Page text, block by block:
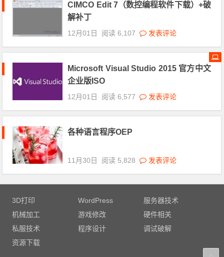
CIMCO Edit 7（数控编程软件下载）+破
解补丁
12月01日 阅读 6,107 发表评论
Microsoft Visual Studio 2015 官方中文
企业版ISO
12月01日 阅读 6,577 发表评论
各种语言程序OEP
11月30日 阅读 5,828 发表评论
3D打印 WordPress
服务器技术
机械加工
游戏修改
硬件相关
私服技术
程序设计
调试破解
资源下载